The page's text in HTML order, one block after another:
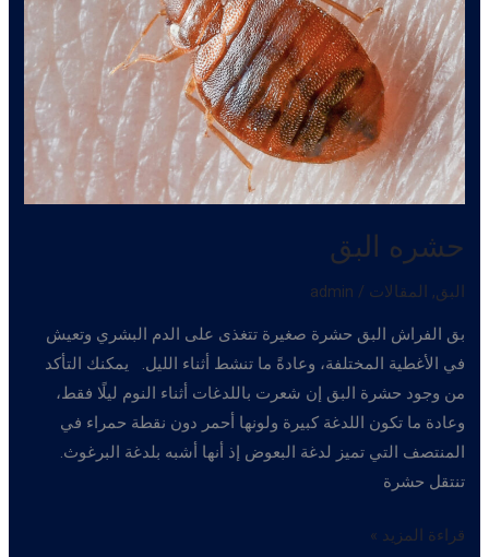
حشره البق
البق, المقالات /
admin
بق الفراش البق حشرة صغيرة تتغذى على الدم البشري وتعيش
في الأغطية المختلفة، وعادةً ما تنشط أثناء الليل. يمكنك التأكد
من وجود حشرة البق إن شعرت باللدغات أثناء النوم ليلًا فقط،
وعادة ما تكون اللدغة كبيرة ولونها أحمر دون نقطة حمراء في
المنتصف التي تميز لدغة البعوض إذ أنها أشبه بلدغة البرغوث.
تنتقل حشرة
حشره
قراءة المزيد »